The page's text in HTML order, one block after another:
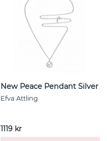
New Peace Pendant Silver
Efva Attling
1119 kr